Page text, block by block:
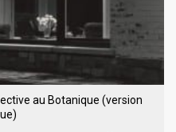
au Botanique (version